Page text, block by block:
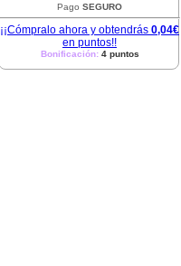
Pago SEGURO
¡¡Cómpralo ahora y obtendrás 0,04€
en puntos!!
Bonificación: 4 puntos